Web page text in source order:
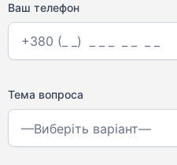
Ваш телефон
Тема вопроса